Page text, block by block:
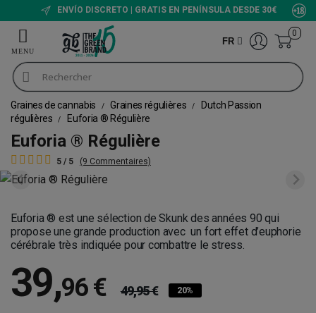
ENVÍO DISCRETO | GRATIS EN PENÍNSULA DESDE 30€
FR
0
Graines de cannabis Graines régulières
Dutch Passion
régulières
Euforia ® Régulière
Euforia ® Régulière
5 / 5 (9 Commentaires)
Euforia ® est une sélection de Skunk des années 90 qui
propose une grande production avec un fort effet d’euphorie
cérébrale très indiquée pour combattre le stress.
39,96 € 49,95 € 20%